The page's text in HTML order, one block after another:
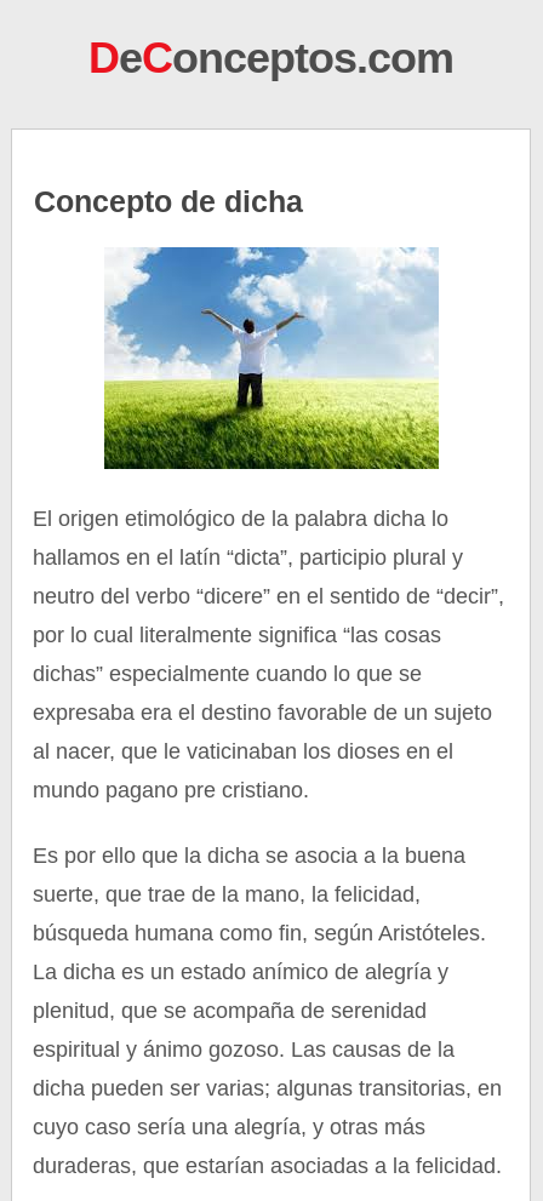
DeConceptos.com
Concepto de dicha
El origen etimológico de la palabra dicha lo
hallamos en el latín “dicta”, participio plural y
neutro del verbo “dicere” en el sentido de “decir”,
por lo cual literalmente significa “las cosas
dichas” especialmente cuando lo que se
expresaba era el destino favorable de un sujeto
al nacer, que le vaticinaban los dioses en el
mundo pagano pre cristiano.
Es por ello que la dicha se asocia a la buena
suerte, que trae de la mano, la felicidad,
búsqueda humana como fin, según Aristóteles.
La dicha es un estado anímico de alegría y
plenitud, que se acompaña de serenidad
espiritual y ánimo gozoso. Las causas de la
dicha pueden ser varias; algunas transitorias, en
cuyo caso sería una alegría, y otras más
duraderas, que estarían asociadas a la felicidad.